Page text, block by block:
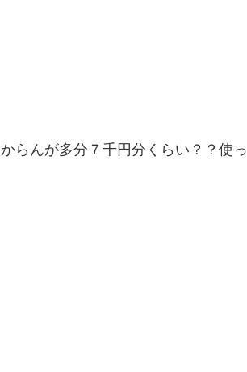
らんが多分７千円分くらい？？使っ